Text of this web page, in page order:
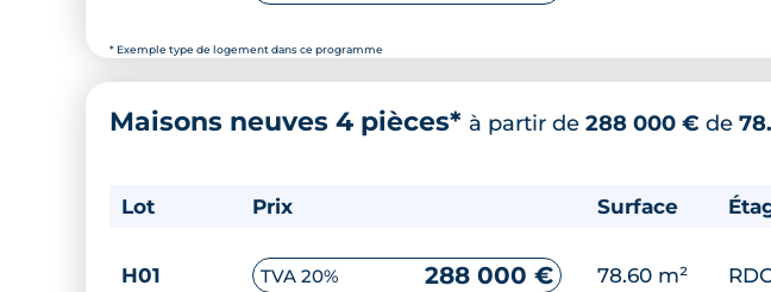
* Exemple type de logement dans ce programme
Maisons neuves 4 pièces* à partir de 288 000 € de
Lot Prix Surface
H01 TVA 20% 288 000 € 78.60 m²